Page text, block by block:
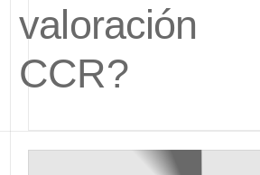
valoración
CCR?